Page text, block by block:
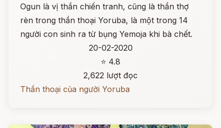
Ogun là vị thần chiến tranh, cũng là thần thợ
rèn trong thần thoại Yoruba, là một trong 14
người con sinh ra từ bụng Yemoja khi bà chết.
20-02-2020
⭐ 4.8
2,622 lượt đọc
Thần thoại của người Yoruba